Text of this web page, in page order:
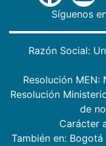
Síguenos
Razón Social:
Resolución MEN:
Resolución
de
Carácter
También en: Bogotá